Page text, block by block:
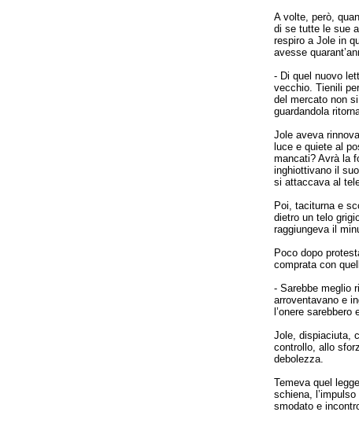
A volte, però,
di se tutte le sue
respiro a Jole in
avesse
- Di quel nuovo
vecchio. Tienili
del mercato non
guardandola
Jole aveva
luce e quiete al
mancati? Avrà la
inghiottivano il
si attaccava al
Poi, taciturna e
dietro un telo
raggiungeva il
Poco dopo
comprata con
- Sarebbe meglio
arroventavano e
l’onere
Jole, dispiaciuta,
controllo, allo
debolezza.
Temeva quel
schiena,
smodato e